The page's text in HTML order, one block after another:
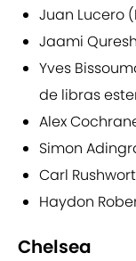
Juan Lucero
Jaami
Yves
de libras
Alex
Simon
Carl
Haydon
Chelsea